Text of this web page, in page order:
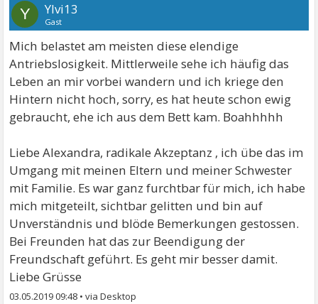
Y Ylvi13
Gast
Mich belastet am meisten diese elendige
Antriebslosigkeit. Mittlerweile sehe ich häufig das
Leben an mir vorbei wandern und ich kriege den
Hintern nicht hoch, sorry, es hat heute schon ewig
gebraucht, ehe ich aus dem Bett kam. Boahhhhh
Liebe Alexandra, radikale Akzeptanz , ich übe das im
Umgang mit meinen Eltern und meiner Schwester
mit Familie. Es war ganz furchtbar für mich, ich habe
mich mitgeteilt, sichtbar gelitten und bin auf
Unverständnis und blöde Bemerkungen gestossen.
Bei Freunden hat das zur Beendigung der
Freundschaft geführt. Es geht mir besser damit.
Liebe Grüsse
03.05.2019 09:48 •